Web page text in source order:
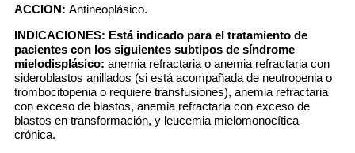
ACCION: Antineoplásico.
INDICACIONES: Está indicado para el tratamiento de
pacientes con los siguientes subtipos de síndrome
mielodisplásico: anemia refractaria o anemia refractaria con
sideroblastos anillados (si está acompañada de neutropenia o
trombocitopenia o requiere transfusiones), anemia refractaria
con exceso de blastos, anemia refractaria con exceso de
blastos en transformación, y leucemia mielomonocítica
crónica.